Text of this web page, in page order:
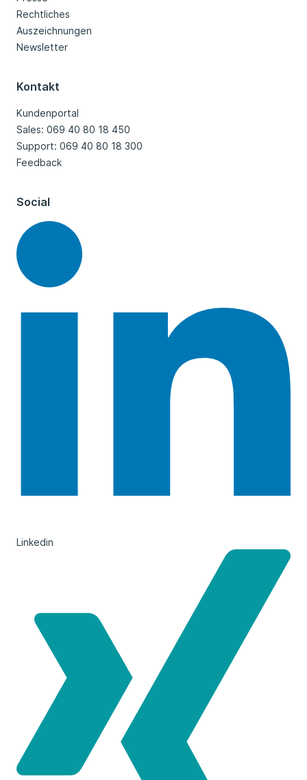
Rechtliches
Auszeichnungen
Newsletter
Kontakt
Kundenportal
Sales: 069 40 80 18 450
Support: 069 40 80 18 300
Feedback
Social
Linkedin